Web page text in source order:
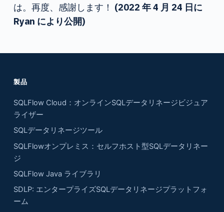
は。再度、感謝します！ (2022 年 4 月 24 日に
Ryan により公開)
製品
SQLFlow Cloud：オンラインSQLデータリネージビジュア
ライザー
SQLデータリネージツール
SQLFlowオンプレミス：セルフホスト型SQLデータリネー
ジ
SQLFlow Java ライブラリ
SDLP: エンタープライズSQLデータリネージプラットフォ
ーム